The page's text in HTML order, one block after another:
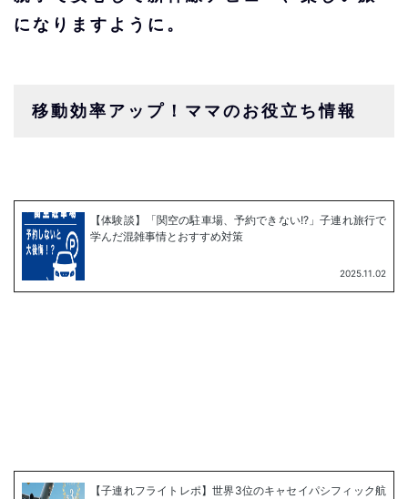
になりますように。
移動効率アップ！ママのお役立ち情報